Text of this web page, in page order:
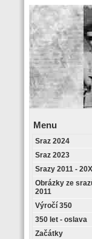
Menu
Sraz 2024
Sraz 2023
Srazy 2011 -
Obrázky ze
2011
Výročí 350
350 let - oslava
Začátky